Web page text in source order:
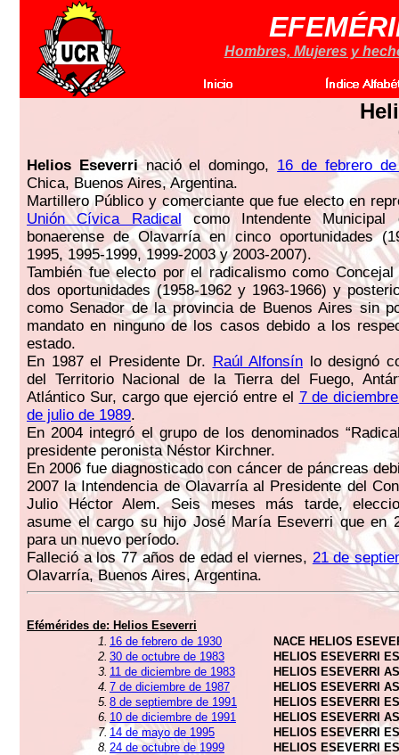
Hombres, Mujeres y
Helios Eseverrinació el domingo, 16 de febrero
Chica, Buenos Aires, Argentina.
Martillero Público y comerciante que fue electo en
Unión Cívica Radical como Intendente
bonaerense de Olavarría en cinco oportunidades
1995, 1995-1999, 1999-2003 y 2003-2007).
También fue electo por el radicalismo como
dos oportunidades (1958-1962 y 1963-1966) y
como Senador de la provincia de Buenos Aires sin
mandato en ninguno de los casos debido a los
estado.
En 1987 el Presidente Dr. Raúl Alfonsín lo designó
del Territorio Nacional de la Tierra del Fuego,
Atlántico Sur, cargo que ejerció entre el 7 de
de julio de 1989.
En 2004 integró el grupo de los denominados
presidente peronista Néstor Kirchner.
En 2006 fue diagnosticado con cáncer de páncreas
2007 la Intendencia de Olavarría al Presidente del
Julio Héctor Alem. Seis meses más tarde,
asume el cargo su hijo José María Eseverri que en
para un nuevo período.
Falleció a los 77 años de edad el viernes, 21 de
Olavarría, Buenos Aires, Argentina.
Efémérides de: Helios Eseverri
1. 16 de febrero de 1930
NACE HELIOS
2. 30 de octubre de 1983
HELIOS ESEVERRI
3. 11 de diciembre de 1983
HELIOS ESEVERRI
4. 7 de diciembre de 1987
HELIOS ESEVERRI
5. 8 de septiembre de 1991
HELIOS ESEVERRI
6. 10 de diciembre de 1991
HELIOS ESEVERRI
7. 14 de mayo de 1995
HELIOS ESEVERRI
8. 24 de octubre de 1999
HELIOS ESEVERRI